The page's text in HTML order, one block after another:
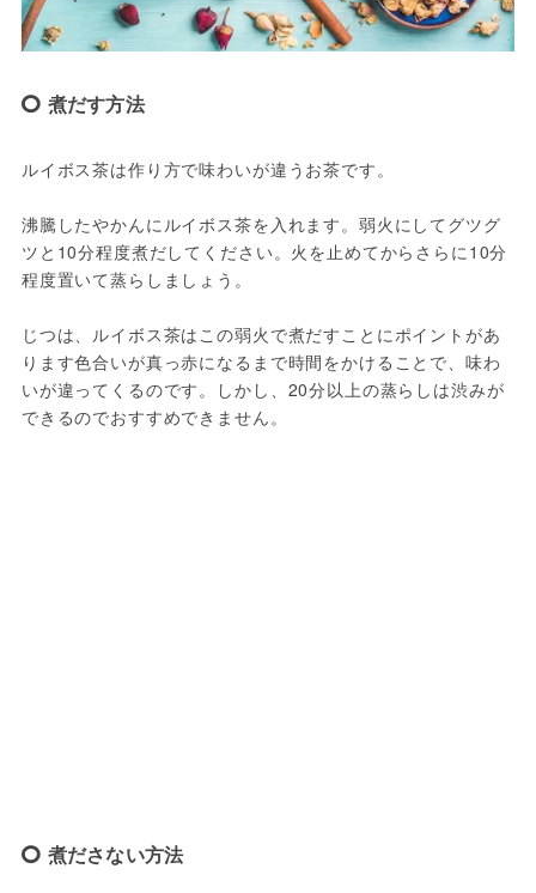
煮だす方法
ルイボス茶は作り方で味わいが違うお茶です。
沸騰したやかんにルイボス茶を入れます。弱火にしてグツグ
ツと10分程度煮だしてください。火を止めてからさらに10分
程度置いて蒸らしましょう。
じつは、ルイボス茶はこの弱火で煮だすことにポイントがあ
ります色合いが真っ赤になるまで時間をかけることで、味わ
いが違ってくるのです。しかし、20分以上の蒸らしは渋みが
できるのでおすすめできません。
煮ださない方法